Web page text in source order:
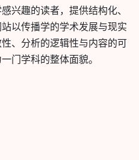
兴趣的读者，提供结构化、
以传播学的学术发展与现实
、分析的逻辑性与内容的可
门学科的整体面貌。